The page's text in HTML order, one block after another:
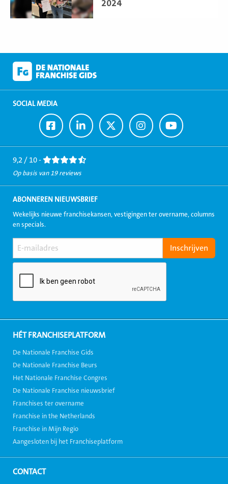
2024
SOCIAL MEDIA
Ga
naar
Facebook
Ga
naar
LinkedIn
Ga
naar
Twitter
Ga
naar
Instagram
Ga
naar
Youtube
9,2 / 10 -
Op basis van 19 reviews
ABONNEREN NIEUWSBRIEF
Wekelijks nieuwe franchisekansen, vestigingen ter overname, columns
en specials.
HÉT FRANCHISEPLATFORM
De Nationale Franchise Gids
De Nationale Franchise Beurs
Het Nationale Franchise Congres
De Nationale Franchise nieuwsbrief
Franchises ter overname
Franchise in the Netherlands
Franchise in Mijn Regio
Aangesloten bij het Franchiseplatform
CONTACT